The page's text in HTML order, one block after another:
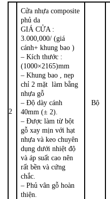
2
Cửa nhựa composite
phủ da
GIÁ CỬA :
3.000,000/ (giá
cánh+ khung bao )
– Kích thước :
(1000×2165)mm
– Khung bao , nẹp
chỉ 2 mặt làm bằng
nhựa gỗ
– Độ dày cánh
40mm (± 2).
– Được làm từ bột
gỗ xay mịn với hạt
nhựa và keo chuyên
dụng dưới nhiệt độ
và áp suất cao nên
rất bền và cứng
chắc.
– Phủ vân gỗ hoàn
thiện.
Bộ